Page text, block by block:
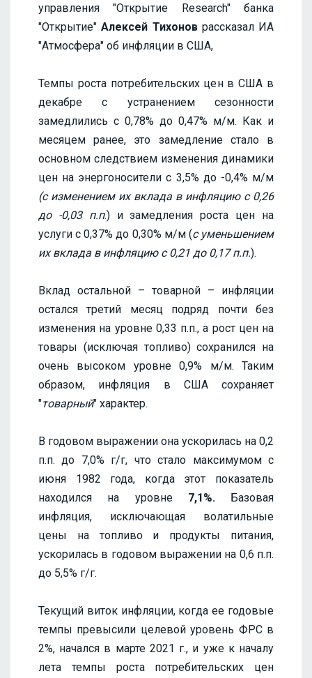
управления "Открытие Research" банка
"Открытие"Алексей Тихоноврассказал ИА
"Атмосфера" об инфляции в США,
Темпы роста потребительских цен в США в
декабре с устранением сезонности
замедлились с 0,78% до 0,47% м/м. Как и
месяцем ранее, это замедление стало в
основном следствием изменения динамики
цен на энергоносители с 3,5% до -0,4% м/м
(с изменением их вклада в инфляцию c 0,26
до -0,03 п.п.) и замедления роста цен на
услуги с 0,37% до 0,30% м/м (с уменьшением
их вклада в инфляцию c 0,21 до 0,17 п.п.).
Вклад остальной – товарной – инфляции
остался третий месяц подряд почти без
изменения на уровне 0,33 п.п., а рост цен на
товары (исключая топливо) сохранился на
очень высоком уровне 0,9% м/м. Таким
образом, инфляция в США сохраняет
"товарный" характер.
В годовом выражении она ускорилась на 0,2
п.п. до 7,0% г/г, что стало максимумом с
июня 1982 года, когда этот показатель
находился на уровне 7,1%. Базовая
инфляция, исключающая волатильные
цены на топливо и продукты питания,
ускорилась в годовом выражении на 0,6 п.п.
до 5,5% г/г.
Текущий виток инфляции, когда ее годовые
темпы превысили целевой уровень ФРС в
2%, начался в марте 2021 г., и уже к началу
лета темпы роста потребительских цен